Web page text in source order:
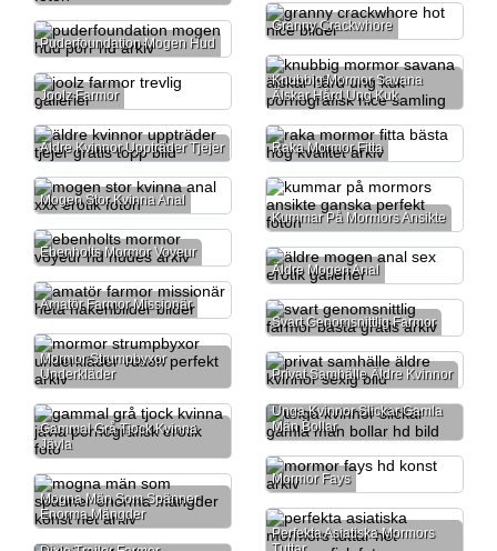
Granny Crackwhore
Puderfoundation Mogen Hud
Knubbig Mormor Savana
Älskar Hård Ung Kuk
Joolz Farmor
Äldre Kvinnor Uppträder Tjejer Raka Mormor Fitta
Mogen Stor Kvinna Anal
Kummar På Mormors Ansikte
Ebenholts Mormor Voyeur
Äldre Mogen Anal
Amatör Farmor Missionär
Svart Genomsnittlig Farmor
Mormor Strumpbyxor
Underkläder
Privat Samhälle Äldre Kvinnor
Gammal Grå Tjock Kvinna
Jävla
Unga Kvinnor Slickar Gamla
Män Bollar
Mormor Fays
Mogna Män Som Spänner
Enorma Mängder
Perfekta Asiatiska Mormors